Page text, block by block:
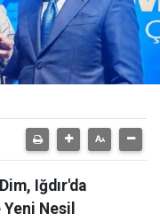
Iğdır'da
Nesil